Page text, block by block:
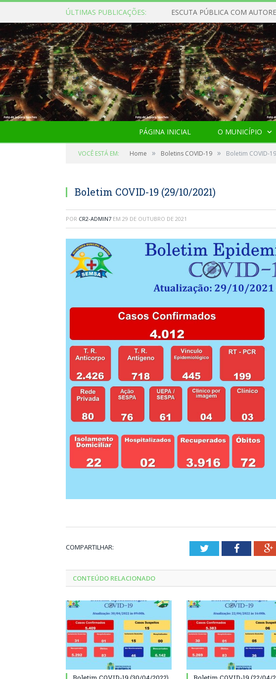
ÚLTIMAS PUBLICAÇÕES: ESCUTA PÚBLICA COM
PÁGINA INICIAL O MUNICÍPIO
VOCÊ ESTÁ EM: Home » Boletins COVID-19 » Boletim COVID-
Boletim COVID-19 (29/10/2021)
POR CR2-ADMIN7 EM 29 DE OUTUBRO DE 2021
COMPARTILHAR: TwitterFacebook
CONTEÚDO RELACIONADO